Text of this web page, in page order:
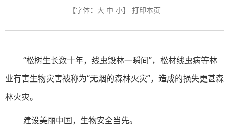
【字体： 大 中 小】 打印本页
“松树生长数十年，线虫毁林一瞬间”，松材线虫病等林
业有害生物灾害被称为“无烟的森林火灾”，造成的损失更甚森
林火灾。
建设美丽中国，生物安全当先。